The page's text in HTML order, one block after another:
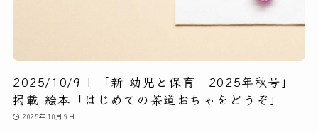
2025/10/9 | 「新 幼児と保育 2025年秋号」
掲載 絵本「はじめての茶道おちゃをどうぞ」
2025年10月9日